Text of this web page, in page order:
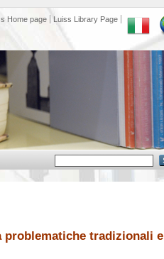
Home page Luiss Library Page
problematiche tradizionali e